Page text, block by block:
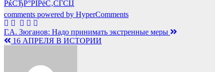
РќСЂР°РІРёС‚СЃСЏ
comments powered by HyperComments
Навигация
по
Г.А. Зюганов: Надо принимать экстренные меры
16 АПРЕЛЯ В ИСТОРИИ